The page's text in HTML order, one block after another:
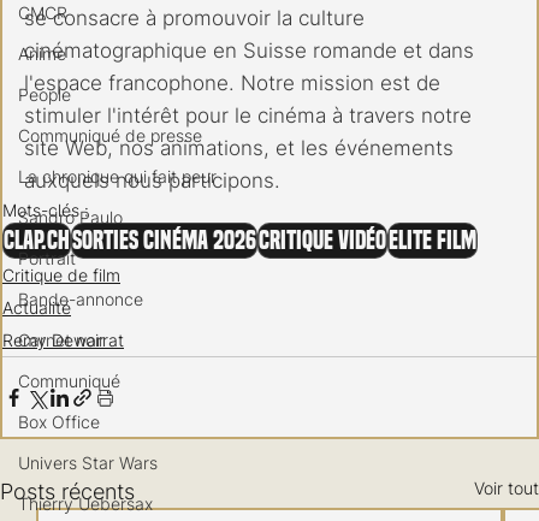
CMCR
Anime
People
Communiqué de presse
La chronique qui fait peur
Sandro Paulo
Portrait
Bande-annonce
Carnet noir
Communiqué
Box Office
Univers Star Wars
Thierry Uebersax
se consacre à promouvoir la culture
cinématographique en Suisse romande et dans
l'espace francophone. Notre mission est de
stimuler l'intérêt pour le cinéma à travers notre
site Web, nos animations, et les événements
auxquels nous participons.
Mots-clés :
clap.chSorties cinéma 2026Critique vidéo Elite Film
Critique de film
Actualité
Remy Dewarrat
Posts récents Voir tout